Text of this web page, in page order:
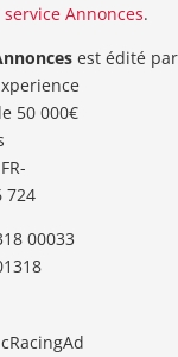
Annonces.
est édité par
50 000€
724‬
00033